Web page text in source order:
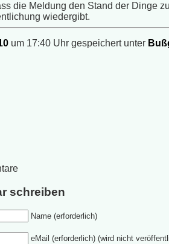
die Meldung den Stand der Dinge
wiedergibt.
um 17:40 Uhr gespeichert unter
schreiben
Name (erforderlich)
eMail (erforderlich) (wird nicht